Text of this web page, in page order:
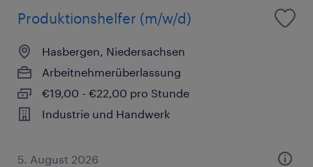
Produktionshelfer (m/w/d)
Hasbergen, Niedersachsen
Arbeitnehmerüberlassung
€19,00 - €22,00 pro Stunde
Industrie und Handwerk
5. August 2026